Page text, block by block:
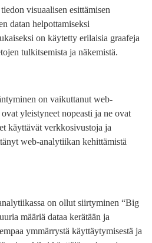
visuaalisen esittämisen
datan helpottamiseksi
on käytetty erilaisia graafeja
tulkitsemista ja näkemistä.
on vaikuttanut web-
yleistyneet nopeasti ja ne ovat
käyttävät verkkosivustoja ja
web-analytiikan kehittämistä
on ollut siirtyminen “Big
määriä dataa kerätään ja
ymmärrystä käyttäytymisestä ja